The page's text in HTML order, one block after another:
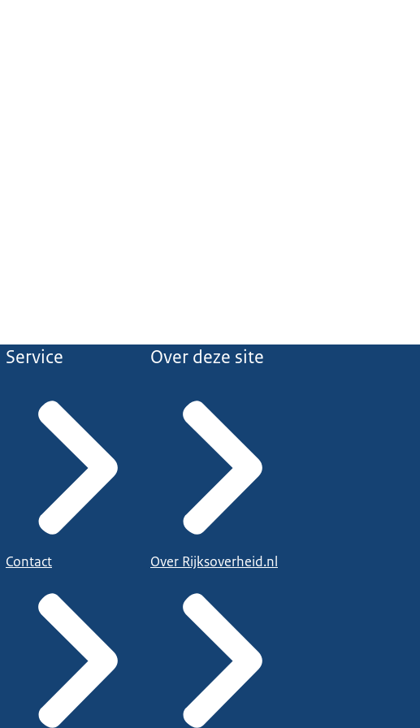
Service
Contact
Over deze site
Over Rijksoverheid.nl